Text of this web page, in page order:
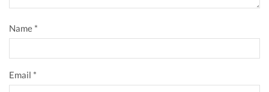
Name *
Email *